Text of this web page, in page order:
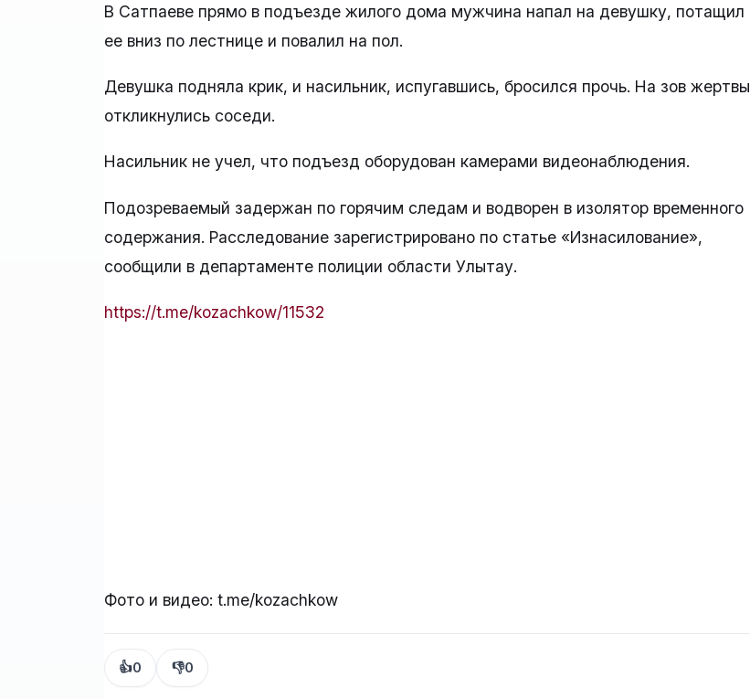
В Сатпаеве прямо в подъезде жилого дома мужчина напал на девушку, потащил
ее вниз по лестнице и повалил на пол.
Девушка подняла крик, и насильник, испугавшись, бросился прочь. На зов жертвы
откликнулись соседи.
Насильник не учел, что подъезд оборудован камерами видеонаблюдения.
Подозреваемый задержан по горячим следам и водворен в изолятор временного
содержания. Расследование зарегистрировано по статье «Изнасилование»,
сообщили в департаменте полиции области Улытау.
https://t.me/kozachkow/11532
Фото и видео: t.me/kozachkow
👍0 👎0